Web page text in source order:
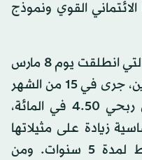
القوي ونموذج
وفي أعقاب الحملة التسويقية التي انطلقت يوم 8 مارس
الحالي والتواصل مع المستثمرين، جرى في 15 من الشهر
نفسه تسعير الصكوك بمعدل ربحي 4.50 في المائة،
نقطة أساسية زيادة على مثيلاتها
الأميركية ذات المدى المتوسط لمدة 5 سنوات. ومن